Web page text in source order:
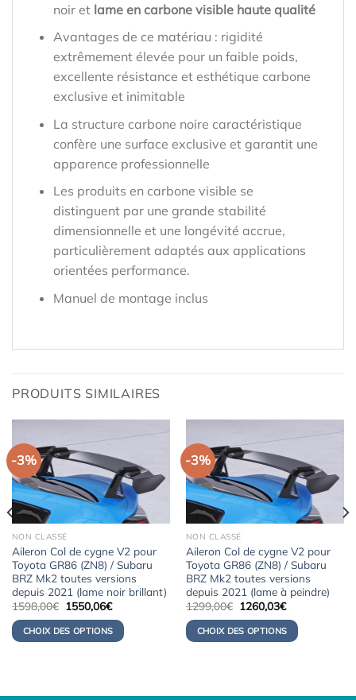
noir et lame en carbone visible haute qualité
Avantages de ce matériau : rigidité
extrêmement élevée pour un faible poids,
excellente résistance et esthétique carbone
exclusive et inimitable
La structure carbone noire caractéristique
confère une surface exclusive et garantit une
apparence professionnelle
Les produits en carbone visible se
distinguent par une grande stabilité
dimensionnelle et une longévité accrue,
particulièrement adaptés aux applications
orientées performance.
Manuel de montage inclus
PRODUITS SIMILAIRES
-3%
NON CLASSÉ
Aileron Col de cygne V2 pour
Toyota GR86 (ZN8) / Subaru
BRZ Mk2 toutes versions
depuis 2021 (lame noir brillant)
1598,00€ Le
prix
initial
était :
1598,00€.
1550,06€Le
actuel
est :
1550,06€.
CHOIX DES OPTIONS
-3%
NON CLASSÉ
Aileron Col de cygne V2 pour
Toyota GR86 (ZN8) / Subaru
BRZ Mk2 toutes versions
depuis 2021 (lame à peindre)
1299,00€ Le
prix
initial
était :
1299,00€.
1260,03€Le
actuel
est :
1260,03€.
CHOIX DES OPTIONS